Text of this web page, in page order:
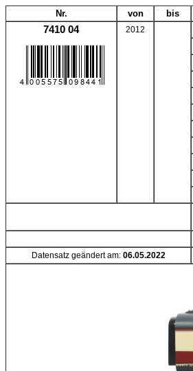
Nr. von bis
7410 04 2012
Datensatz geändert am: 06.05.2022